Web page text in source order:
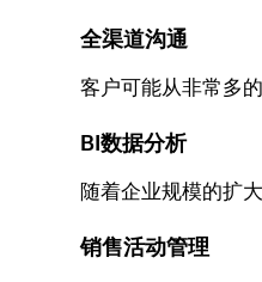
全渠道沟通
客户可能从非常多
BI数据分析
随着企业规模的扩
销售活动管理